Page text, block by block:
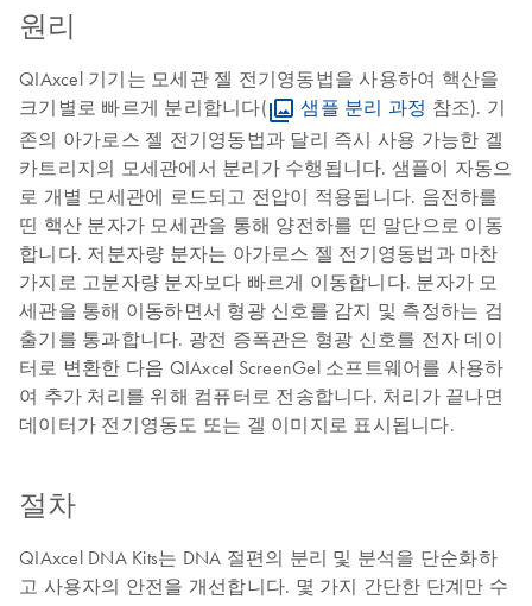
원리
QIAxcel 기기는 모세관 젤 전기영동법을 사용하여 핵산을
크기별로 빠르게 분리합니다(
샘플 분리 과정 참조). 기
존의 아가로스 젤 전기영동법과 달리 즉시 사용 가능한 겔
카트리지의 모세관에서 분리가 수행됩니다. 샘플이 자동으
로 개별 모세관에 로드되고 전압이 적용됩니다. 음전하를
띤 핵산 분자가 모세관을 통해 양전하를 띤 말단으로 이동
합니다. 저분자량 분자는 아가로스 젤 전기영동법과 마찬
가지로 고분자량 분자보다 빠르게 이동합니다. 분자가 모
세관을 통해 이동하면서 형광 신호를 감지 및 측정하는 검
출기를 통과합니다. 광전 증폭관은 형광 신호를 전자 데이
터로 변환한 다음 QIAxcel ScreenGel 소프트웨어를 사용하
여 추가 처리를 위해 컴퓨터로 전송합니다. 처리가 끝나면
데이터가 전기영동도 또는 겔 이미지로 표시됩니다.
절차
QIAxcel DNA Kits는 DNA 절편의 분리 및 분석을 단순화하
고 사용자의 안전을 개선합니다. 몇 가지 간단한 단계만 수